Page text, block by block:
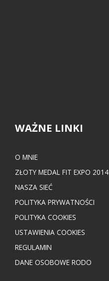
WAŻNE LINKI
O MNIE
ZŁOTY MEDAL FIT EXPO 2014
NASZA SIEĆ
POLITYKA PRYWATNOŚCI
POLITYKA COOKIES
USTAWIENIA COOKIES
REGULAMIN
DANE OSOBOWE RODO